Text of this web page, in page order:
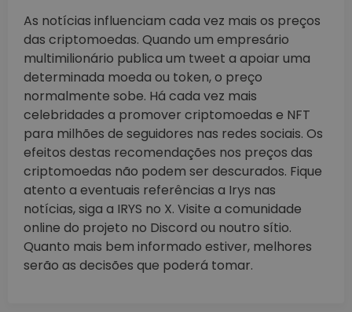
As notícias influenciam cada vez mais os preços
das criptomoedas. Quando um empresário
multimilionário publica um tweet a apoiar uma
determinada moeda ou token, o preço
normalmente sobe. Há cada vez mais
celebridades a promover criptomoedas e NFT
para milhões de seguidores nas redes sociais. Os
efeitos destas recomendações nos preços das
criptomoedas não podem ser descurados. Fique
atento a eventuais referências a Irys nas
notícias, siga a IRYS no X. Visite a comunidade
online do projeto no Discord ou noutro sítio.
Quanto mais bem informado estiver, melhores
serão as decisões que poderá tomar.